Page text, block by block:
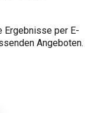
Ergebnisse per E-
Angeboten.